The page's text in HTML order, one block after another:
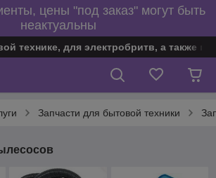
цены "под заказ" могут быть
неактуальны
технике, для электробритв, а также
Запчасти для бытовой техники